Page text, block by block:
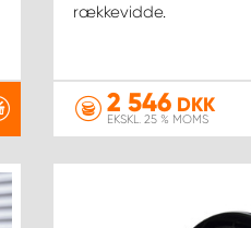
rækkevidde.
2 546 DKK
EKSKL. 25 % MOMS